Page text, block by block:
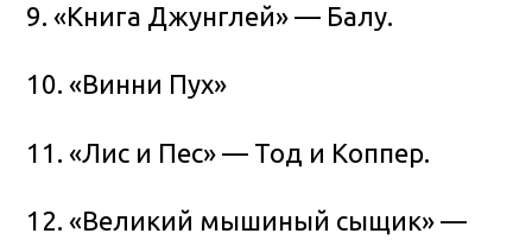
9. «Книга Джунглей» — Балу.
10. «Винни Пух»
11. «Лис и Пес» — Тод и Коппер.
12. «Великий мышиный сыщик» —